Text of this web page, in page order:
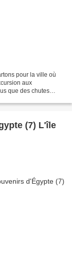
pour la ville où
aux
que des chutes
(7) L'île